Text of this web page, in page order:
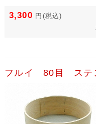
3,300 円 (税込)
フルイ 80目 ステ